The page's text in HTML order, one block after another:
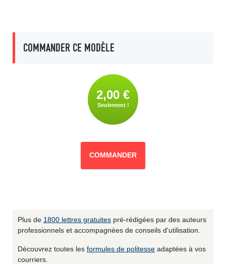
COMMANDER CE MODÈLE
2,00 €
Seulement !
COMMANDER
Plus de 1800 lettres gratuites pré-rédigées par des auteurs
professionnels et accompagnées de conseils d'utilisation.
Découvrez toutes les formules de politesse adaptées à vos
courriers.